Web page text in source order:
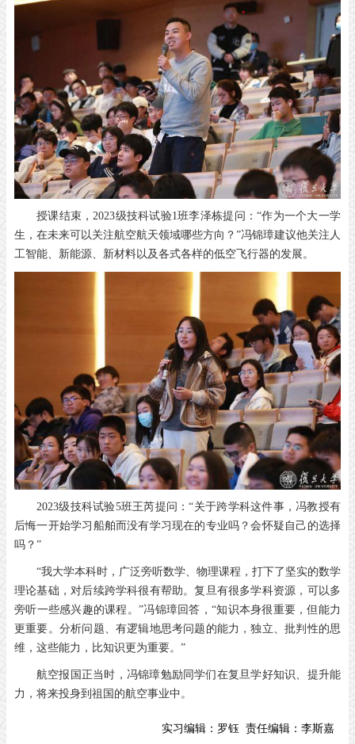
授课结束，2023级技科试验1班李泽栋提问：“作为一个大一学
生，在未来可以关注航空航天领域哪些方向？”冯锦璋建议他关注人
工智能、新能源、新材料以及各式各样的低空飞行器的发展。
2023级技科试验5班王芮提问：“关于跨学科这件事，冯教授有
后悔一开始学习船舶而没有学习现在的专业吗？会怀疑自己的选择
吗？”
“我大学本科时，广泛旁听数学、物理课程，打下了坚实的数学
理论基础，对后续跨学科很有帮助。复旦有很多学科资源，可以多
旁听一些感兴趣的课程。”冯锦璋回答，“知识本身很重要，但能力
更重要。分析问题、有逻辑地思考问题的能力，独立、批判性的思
维，这些能力，比知识更为重要。”
航空报国正当时，冯锦璋勉励同学们在复旦学好知识、提升能
力，将来投身到祖国的航空事业中。
实习编辑： 罗钰 责任编辑： 李斯嘉